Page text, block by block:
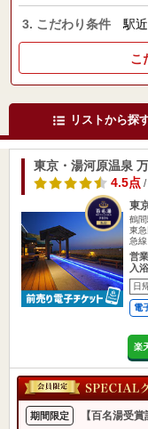
3. こだわり条件 駅
こ
リストから探
東京・湯河原温泉
4.5点/
東
鶴
東
急
営
入
日
電
楽
期間限定 【百名湯受